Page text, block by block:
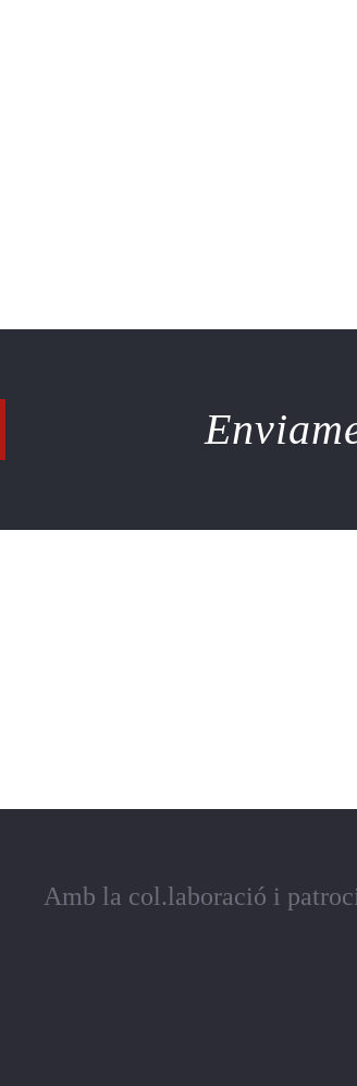
Amb la col.laboració i